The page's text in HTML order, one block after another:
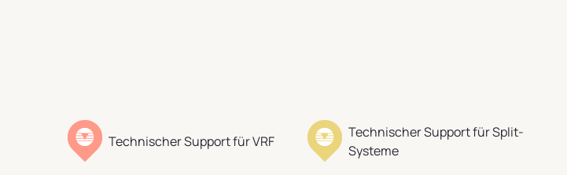
Technischer Support für VRF
Technischer Support für Split-
Systeme